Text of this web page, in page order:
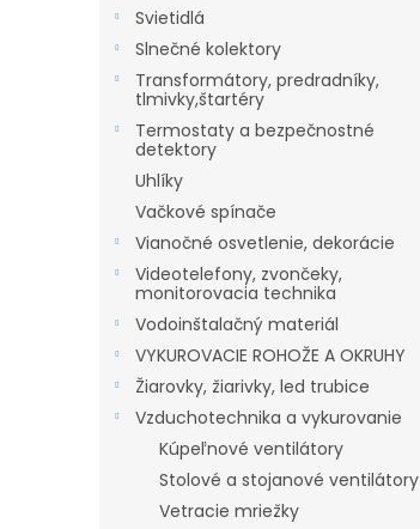
Svietidlá
Slnečné kolektory
Transformátory, predradníky,
tlmivky,štartéry
Termostaty a bezpečnostné
detektory
Uhlíky
Vačkové spínače
Vianočné osvetlenie, dekorácie
Videotelefony, zvončeky,
monitorovacia technika
Vodoinštalačný materiál
VYKUROVACIE ROHOŽE A OKRUHY
Žiarovky, žiarivky, led trubice
Vzduchotechnika a vykurovanie
Kúpeľnové ventilátory
Stolové a stojanové ventilátory
Vetracie mriežky